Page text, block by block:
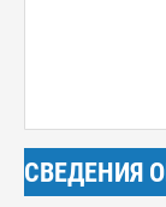
СВЕДЕНИЯ